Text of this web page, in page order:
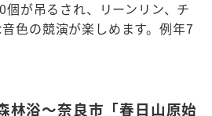
が吊るされ、リーンリン、チ
色の競演が楽しめます。例年7
林浴～奈良市「春日山原始